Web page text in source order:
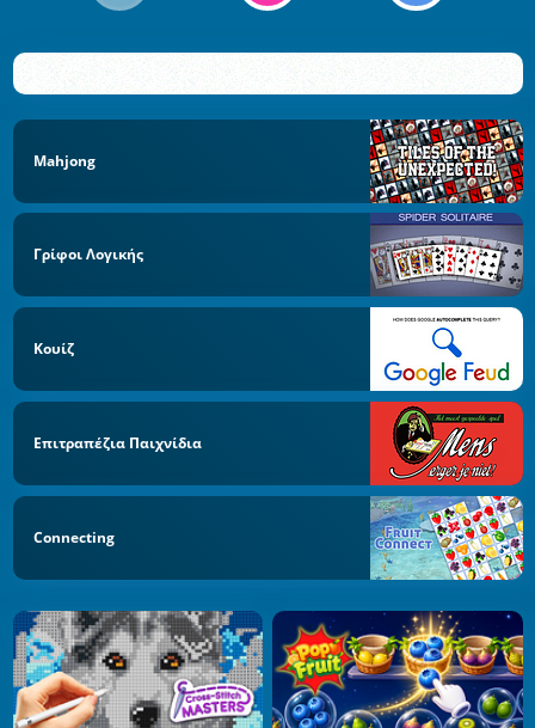
Mahjong
Γρίφοι Λογικής
Κουίζ
Επιτραπέζια Παιχνίδια
Connecting